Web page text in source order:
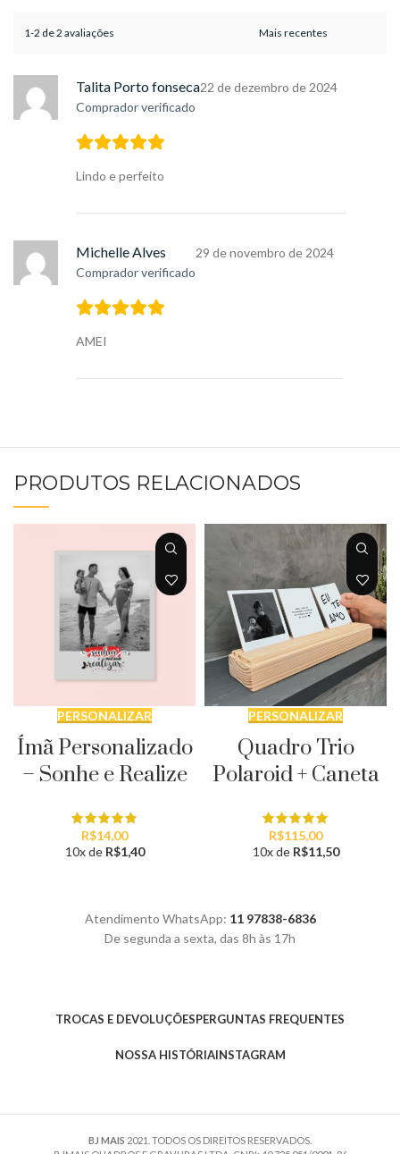
1-2 de 2 avaliações
Talita Porto fonseca
Comprador verificado
22 de dezembro de 2024
Lindo e perfeito
Michelle Alves
Comprador verificado
29 de novembro de 2024
AMEI
PRODUTOS RELACIONADOS
PERSONALIZAR
Ímã Personalizado
– Sonhe e Realize
R$14,00
10x de R$1,40
PERSONALIZAR
Quadro Trio
Polaroid + Caneta
R$115,00
10x de R$11,50
Atendimento WhatsApp: 11 97838-6836
De segunda a sexta, das 8h às 17h
TROCAS E DEVOLUÇÕESPERGUNTAS FREQUENTES
NOSSA HISTÓRIAINSTAGRAM
BJ MAIS 2021. TODOS OS DIREITOS RESERVADOS.